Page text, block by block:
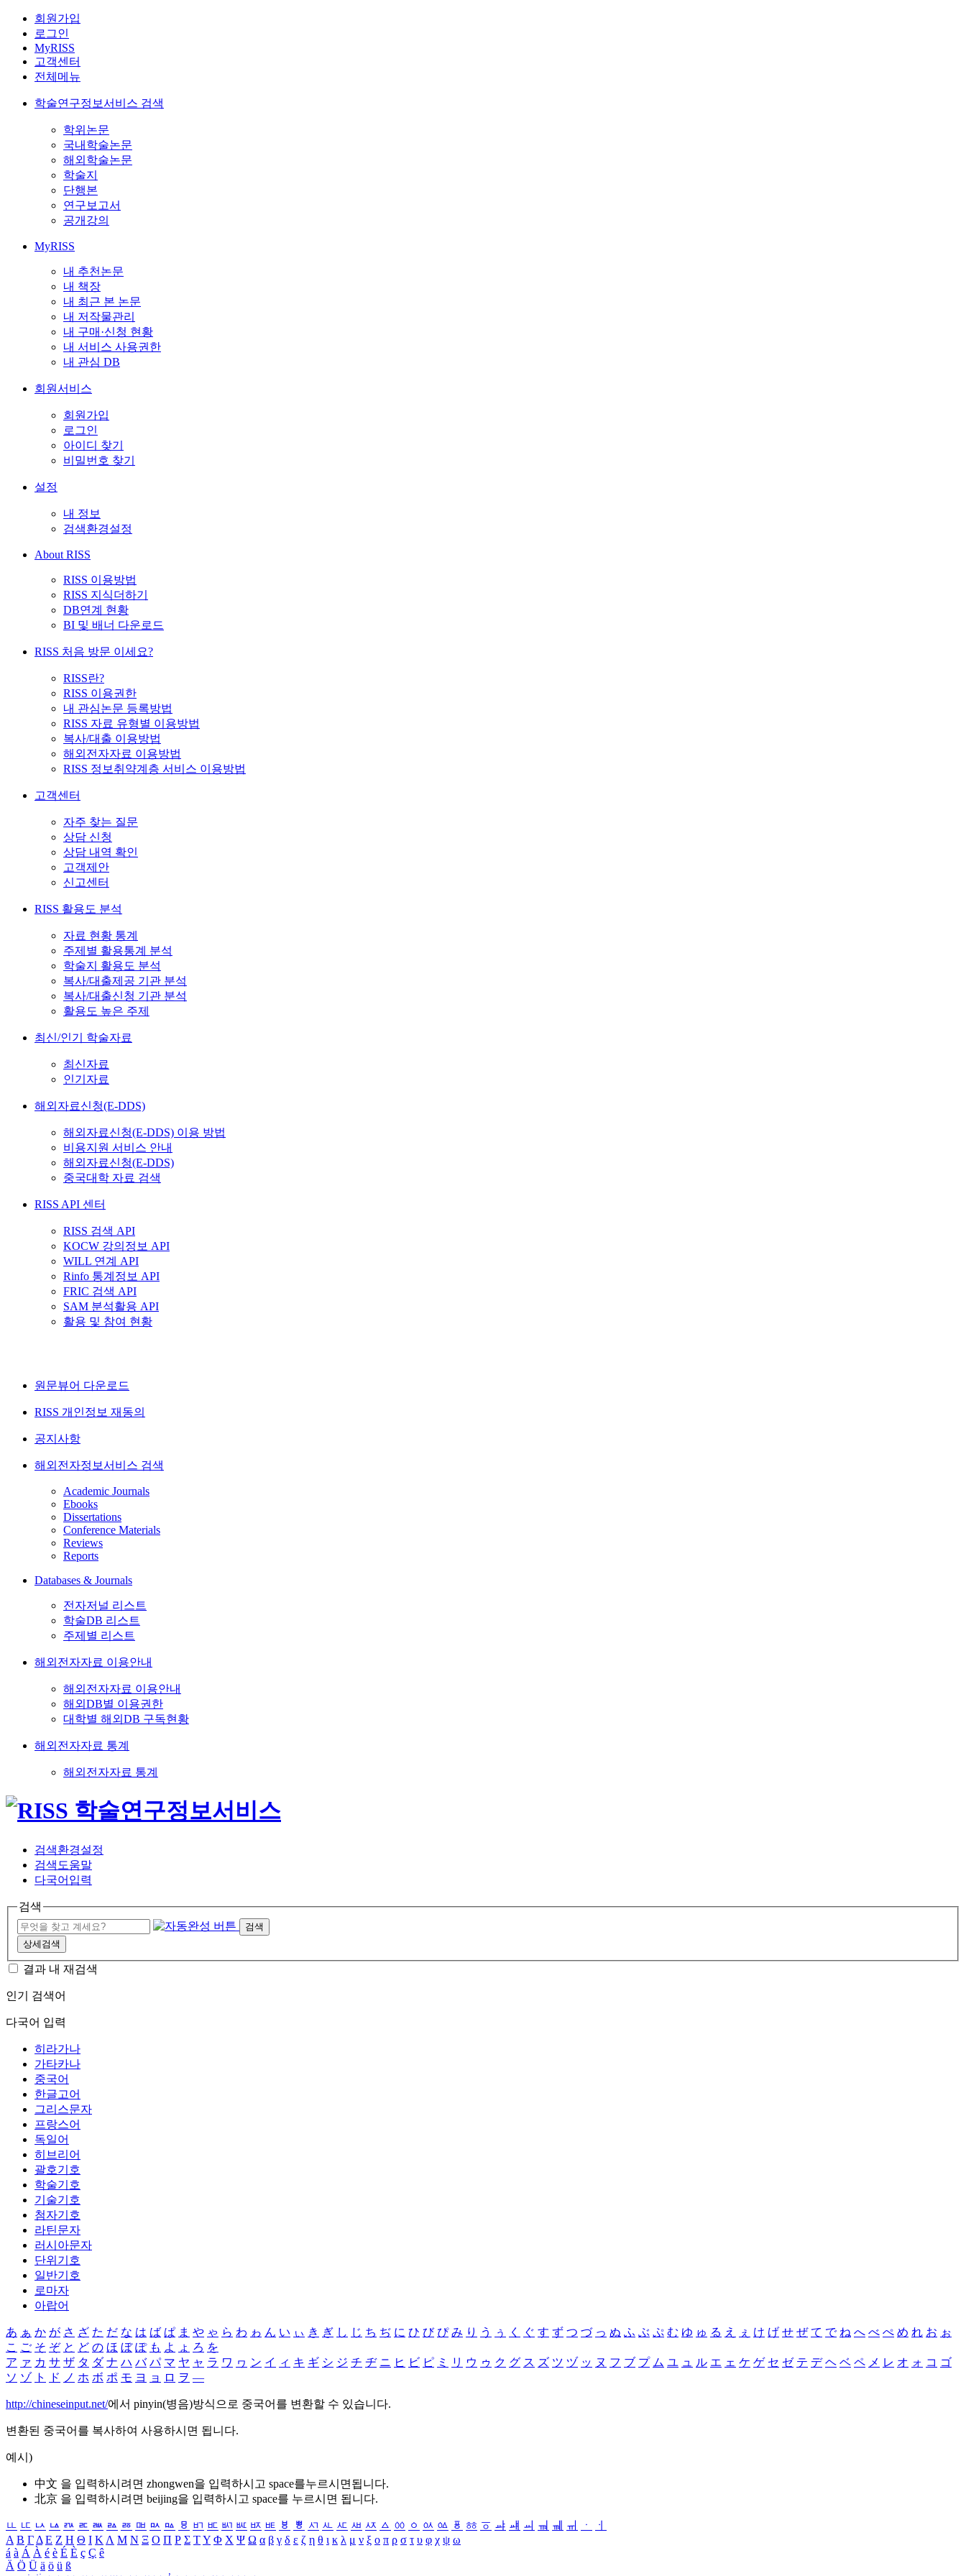
회원가입
로그인
MyRISS
고객센터
전체메뉴
학술연구정보서비스 검색
학위논문
국내학술논문
해외학술논문
학술지
단행본
연구보고서
공개강의
MyRISS
내 추천논문
내 책장
내 최근 본 논문
내 저작물관리
내 구매·신청 현황
내 서비스 사용권한
내 관심 DB
회원서비스
회원가입
로그인
아이디 찾기
비밀번호 찾기
설정
내 정보
검색환경설정
About RISS
RISS 이용방법
RISS 지식더하기
DB연계 현황
BI 및 배너 다운로드
RISS 처음 방문 이세요?
RISS란?
RISS 이용권한
내 관심논문 등록방법
RISS 자료 유형별 이용방법
복사/대출 이용방법
해외전자자료 이용방법
RISS 정보취약계층 서비스 이용방법
고객센터
자주 찾는 질문
상담 신청
상담 내역 확인
고객제안
신고센터
RISS 활용도 분석
자료 현황 통계
주제별 활용통계 분석
학술지 활용도 분석
복사/대출제공 기관 분석
복사/대출신청 기관 분석
활용도 높은 주제
최신/인기 학술자료
최신자료
인기자료
해외자료신청(E-DDS)
해외자료신청(E-DDS) 이용 방법
비용지원 서비스 안내
해외자료신청(E-DDS)
중국대학 자료 검색
RISS API 센터
RISS 검색 API
KOCW 강의정보 API
WILL 연계 API
Rinfo 통계정보 API
FRIC 검색 API
SAM 분석활용 API
활용 및 참여 현황
원문뷰어 다운로드
RISS 개인정보 재동의
공지사항
해외전자정보서비스 검색
Academic Journals
Ebooks
Dissertations
Conference Materials
Reviews
Reports
Databases & Journals
전자저널 리스트
학술DB 리스트
주제별 리스트
해외전자자료 이용안내
해외전자자료 이용안내
해외DB별 이용권한
대학별 해외DB 구독현황
해외전자자료 통계
해외전자자료 통계
검색환경설정
검색도움말
다국어입력
검색
검색
상세검색
결과 내 재검색
인기 검색어
다국어 입력
히라가나
가타카나
중국어
한글고어
그리스문자
프랑스어
독일어
히브리어
괄호기호
학술기호
기술기호
첨자기호
라틴문자
러시아문자
단위기호
일반기호
로마자
아랍어
あ ぁ か が さ ざ た だ な は ば ぱ ま や ゃ ら わ ゎ ん い ぃ き ぎ し じ ち ぢ に ひ び ぴ み り う ぅ く ぐ す ず つ づ っ ぬ ふ ぶ ぷ む ゆ ゅ る え ぇ け げ せ ぜ て で ね へ べ ぺ め れ お ぉ
こ ご そ ぞ と ど の ほ ぼ ぽ も よ ょ ろ を
ア ァ カ サ ザ タ ダ ナ ハ バ パ マ ヤ ャ ラ ワ ヮ ン イ ィ キ ギ シ ジ チ ヂ ニ ヒ ビ ピ ミ リ ウ ゥ ク グ ス ズ ツ ヅ ッ ヌ フ ブ プ ム ユ ュ ル エ ェ ケ ゲ セ ゼ テ デ ヘ ベ ペ メ レ オ ォ コ ゴ
ソ ゾ ト ド ノ ホ ボ ポ モ ヨ ョ ロ ヲ ―
http://chineseinput.net/에서 pinyin(병음)방식으로 중국어를 변환할 수 있습니다.
변환된 중국어를 복사하여 사용하시면 됩니다.
예시)
中文 을 입력하시려면 zhongwen을 입력하시고 space를누르시면됩니다.
北京 을 입력하시려면 beijing을 입력하시고 space를 누르시면 됩니다.
ㅥ ㅦ ㅧ ㅨ ㅩ ㅪ ㅫ ㅬ ㅭ ㅮ ㅯ ㅰ ㅱ ㅲ ㅳ ㅴ ㅵ ㅶ ㅷ ㅸ ㅹ ㅺ ㅻ ㅼ ㅽ ㅾ ㅿ ㆀ ㆁ ㆂ ㆃ ㆄ ㆅ ㆆ ㆇ ㆈ ㆉ ㆊ ㆋ ㆌ ㆍ
ㆎ
Α Β ΓΔ Ε Ζ Η Θ Ι ΚΛ Μ Ν Ξ Ο Π Ρ Σ ΤΥ Φ Χ Ψ Ω α β γ δ ε ζ η θ ι κ λ μ ν ξ ο π ρ σ τ υ φ χ ψ ω
á à Á À é è É È ç Ç ê
Ä Ö Ü ä ö ü ß